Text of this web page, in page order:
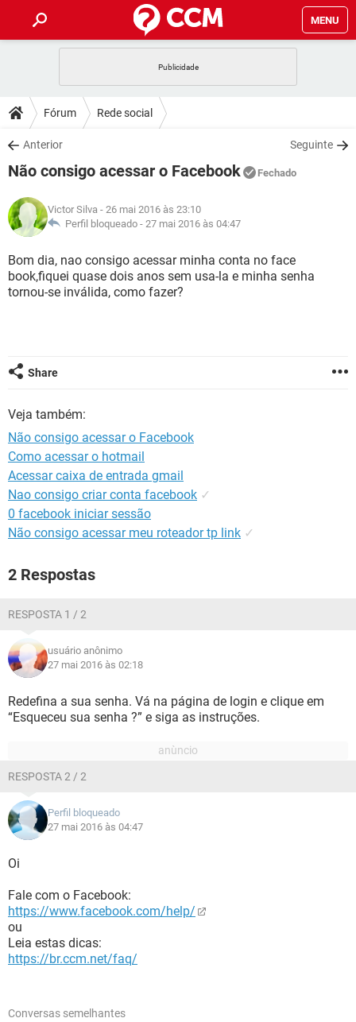
MENU
CELULAR
OUTLOOK
INSTAGRAM GMAIL
GUIA DE COMPRAS
DICAS
JOGOS
INSTAGRAM GMAIL
GUIA DE COMPRAS
DOWNLOADS
JOGOS WHATSAPP
CELULAR
OUTLOOK EXCEL
INSTAGRAM GMAIL
GUIA DE COMPRAS
JOGOS WHATSAPP
CELULAR
OUTLOOK EXCEL
INSTAGRAM
GLOSSÁRIO
JOGOS WHATSAPP
CELULAR FACEBOOK
GUIA DE COMPRAS
Fórum Rede social
Anterior Seguinte
Não consigo acessar o Facebook Fechado
Victor Silva - 26 mai 2016 às 23:10
Perfil bloqueado - 27 mai 2016 às 04:47
Bom dia, nao consigo acessar minha conta no face
book,fiquei quase dois anos sem usa-la e minha senha
tornou-se inválida, como fazer?
Share
Veja também:
Não consigo acessar o Facebook
Como acessar o hotmail
Acessar caixa de entrada gmail
Nao consigo criar conta facebook ✓
0 facebook iniciar sessão
Não consigo acessar meu roteador tp link ✓
2 Respostas
RESPOSTA 1 / 2
usuário anônimo
27 mai 2016 às 02:18
Redefina a sua senha. Vá na página de login e clique em
“Esqueceu sua senha ?” e siga as instruções.
RESPOSTA 2 / 2
Perfil bloqueado
27 mai 2016 às 04:47
Oi
Fale com o Facebook:
https://www.facebook.com/help/
ou
Leia estas dicas:
https://br.ccm.net/faq/
Conversas semelhantes